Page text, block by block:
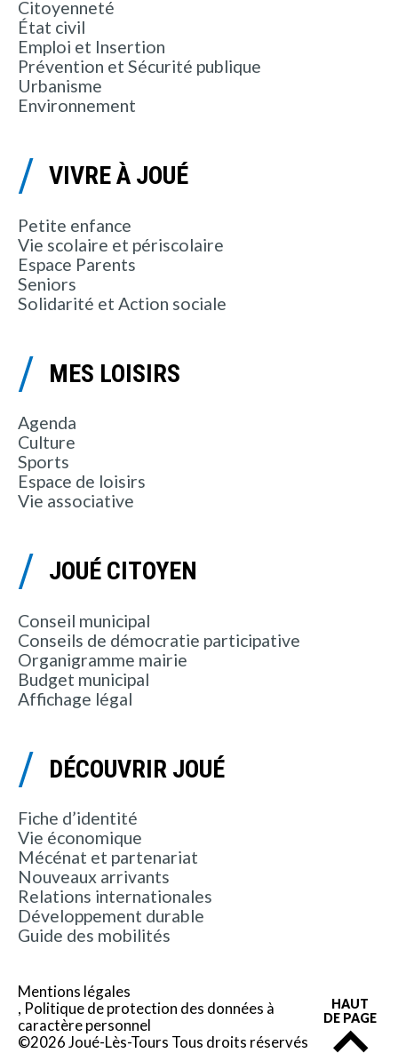
Citoyenneté
État civil
Emploi et Insertion
Prévention et Sécurité publique
Urbanisme
Environnement
VIVRE À JOUÉ
Petite enfance
Vie scolaire et périscolaire
Espace Parents
Seniors
Solidarité et Action sociale
MES LOISIRS
Agenda
Culture
Sports
Espace de loisirs
Vie associative
JOUÉ CITOYEN
Conseil municipal
Conseils de démocratie participative
Organigramme mairie
Budget municipal
Affichage légal
DÉCOUVRIR JOUÉ
Fiche d’identité
Vie économique
Mécénat et partenariat
Nouveaux arrivants
Relations internationales
Développement durable
Guide des mobilités
Mentions légales
Politique de protection des données à
caractère personnel
©2026 Joué-Lès-Tours Tous droits réservés
HAUT
DE PAGE